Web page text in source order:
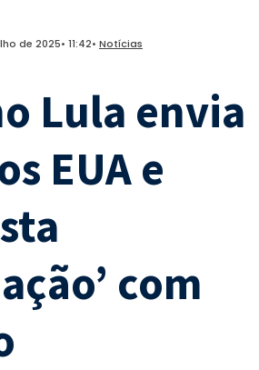
de 2025• 11:42• Notícias
Lula envia
EUA e
com